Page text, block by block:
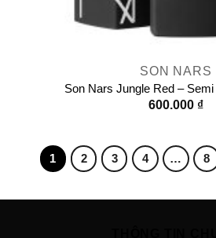
SON NARS
Son Nars Jungle Red –
600.000 ₫
1 2 3 4 … 8